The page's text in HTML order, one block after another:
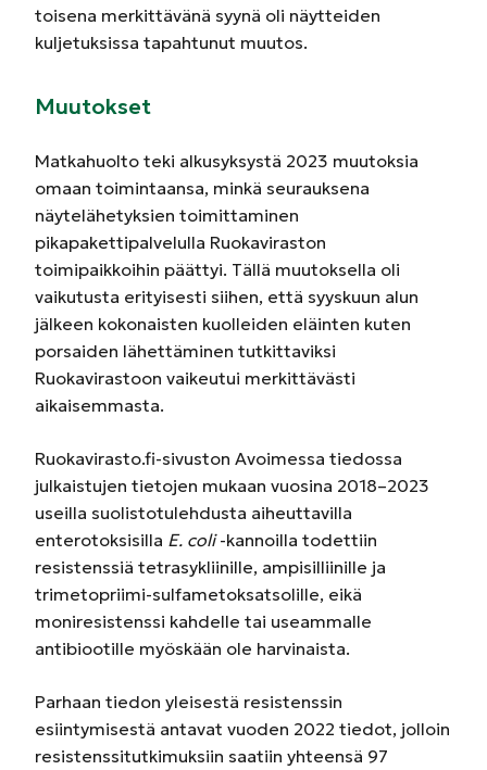
toisena merkittävänä syynä oli näytteiden
kuljetuksissa tapahtunut muutos.
Muutokset
Matkahuolto teki alkusyksystä 2023 muutoksia
omaan toimintaansa, minkä seurauksena
näytelähetyksien toimittaminen
pikapakettipalvelulla Ruokaviraston
toimipaikkoihin päättyi. Tällä muutoksella oli
vaikutusta erityisesti siihen, että syyskuun alun
jälkeen kokonaisten kuolleiden eläinten kuten
porsaiden lähettäminen tutkittaviksi
Ruokavirastoon vaikeutui merkittävästi
aikaisemmasta.
Ruokavirasto.fi-sivuston Avoimessa tiedossa
julkaistujen tietojen mukaan vuosina 2018–2023
useilla suolistotulehdusta aiheuttavilla
enterotoksisilla E. coli-kannoilla todettiin
resistenssiä tetrasykliinille, ampisilliinille ja
trimetopriimi-sulfametoksatsolille, eikä
moniresistenssi kahdelle tai useammalle
antibiootille myöskään ole harvinaista.
Parhaan tiedon yleisestä resistenssin
esiintymisestä antavat vuoden 2022 tiedot, jolloin
resistenssitutkimuksiin saatiin yhteensä 97